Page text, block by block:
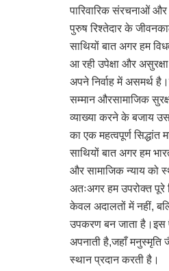
पारिवारिक संरचनाओं
पुरुष रिश्तेदार के
साथियों बात अगर हम
आ रही उपेक्षा और
अपने निर्वाह में असमर्थ
सम्मान औरसामाजिक
व्याख्या करने के बजाय
का एक महत्वपूर्ण सिद्धांत
साथियों बात अगर हम
और सामाजिक न्याय को
अतःअगर हम उपरोक्त पूरे
केवल अदालतों में नहीं,
उपकरण बन जाता है।इस
अपनाती है,जहाँ मनुस्मृति
स्थान प्रदान करती है।